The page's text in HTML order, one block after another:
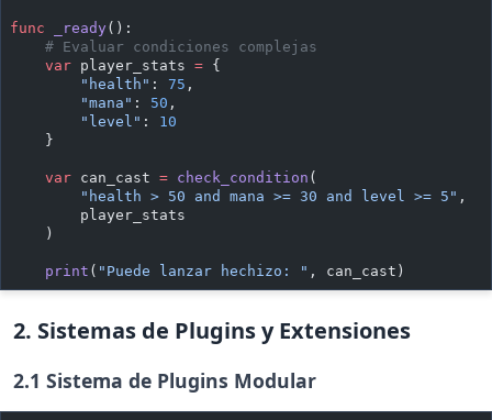
func _ready():
    # Evaluar condiciones complejas
    var
player_stats = {
        "health"
: 75 ,
        "mana"
: 50 ,
        "level"
: 10
    }
    var
can_cast = check_condition (
        "health > 50 and mana >= 30 and level >= 5"
,
        player_stats
    )
    print
( "Puede lanzar hechizo: " , can_cast)
2. Sistemas de Plugins y Extensiones
2.1 Sistema de Plugins Modular